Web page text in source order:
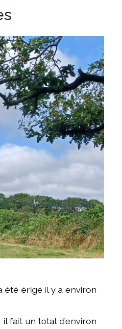
été érigé il y a environ
fait un total d’environ